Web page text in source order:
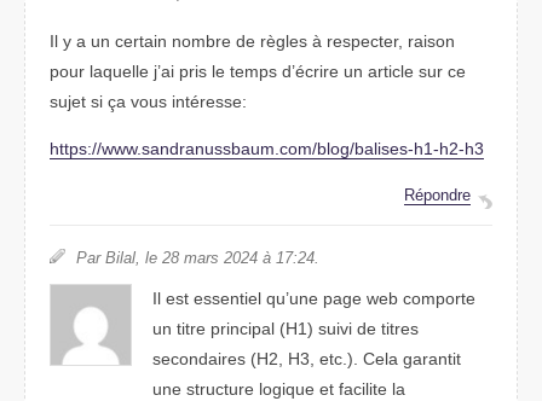
Il y a un certain nombre de règles à respecter, raison
pour laquelle j’ai pris le temps d’écrire un article sur ce
sujet si ça vous intéresse:
https://www.sandranussbaum.com/blog/balises-h1-h2-h3
Répondre
Par Bilal, le 28 mars 2024 à 17:24.
Il est essentiel qu’une page web comporte
un titre principal (H1) suivi de titres
secondaires (H2, H3, etc.). Cela garantit
une structure logique et facilite la